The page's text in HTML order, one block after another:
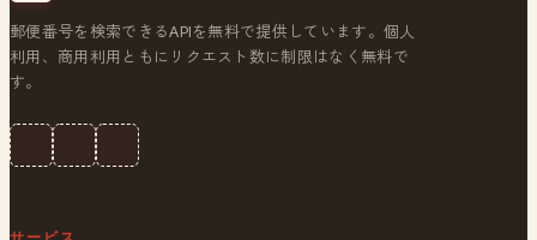
郵便番号を検索できるAPIを無料で提供しています。個人
利用、商用利用ともにリクエスト数に制限はなく無料で
す。